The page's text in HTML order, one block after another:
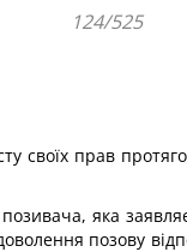
124/525
своїх прав
яка
позову